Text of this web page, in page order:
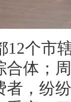
12个市
合体；
者，纷